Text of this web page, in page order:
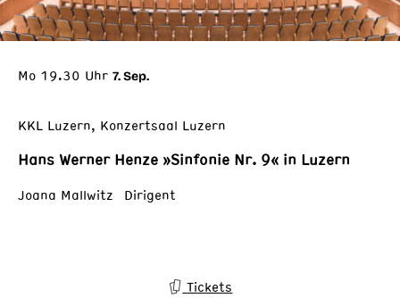
Mo 19.30 Uhr 7. Sep.
KKL Luzern, Konzertsaal Luzern
Hans Werner Henze »Sinfonie Nr. 9« in Luzern
Joana Mallwitz Dirigent
Tickets